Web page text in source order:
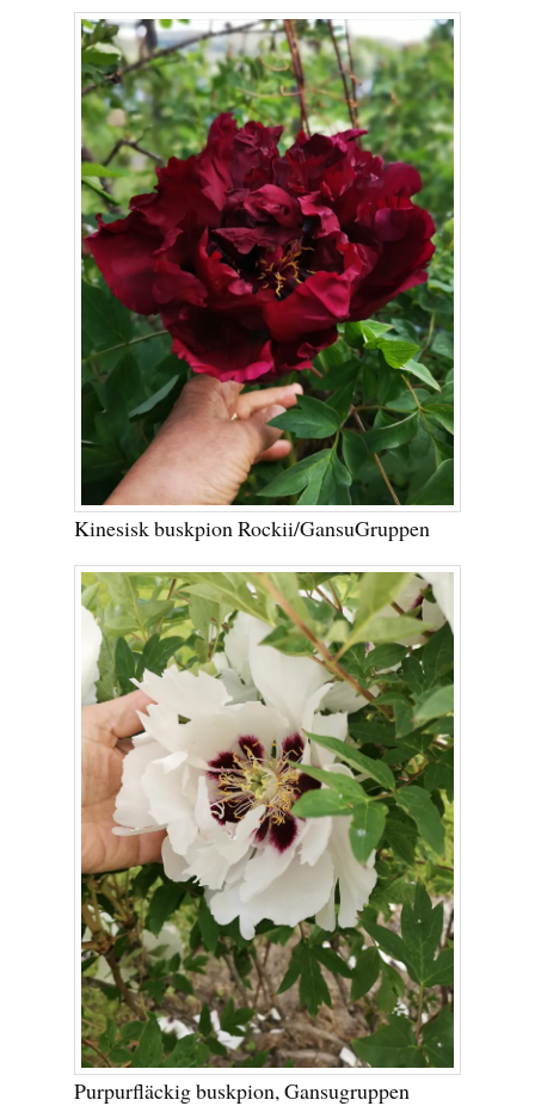
Kinesisk buskpion Rockii/GansuGruppen
Purpurfläckig buskpion, Gansugruppen